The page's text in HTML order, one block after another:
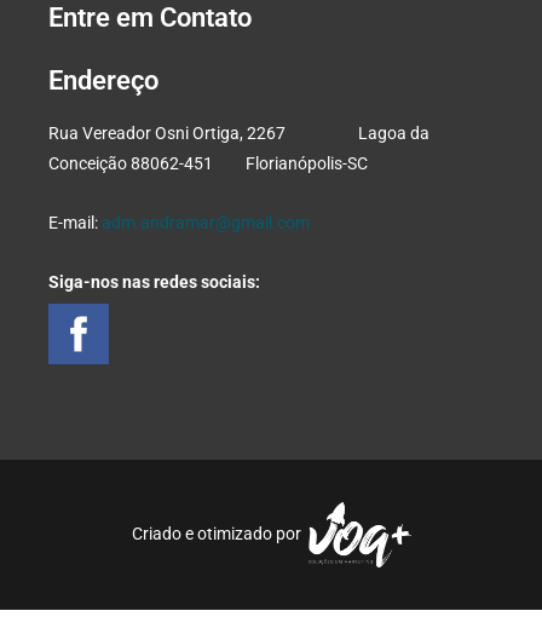
Entre em Contato
Endereço
Rua Vereador Osni Ortiga, 2267 Lagoa da
Conceição 88062-451 Florianópolis-SC
E-mail: adm.andramar@gmail.com
Siga-nos nas redes sociais:
Criado e otimizado por